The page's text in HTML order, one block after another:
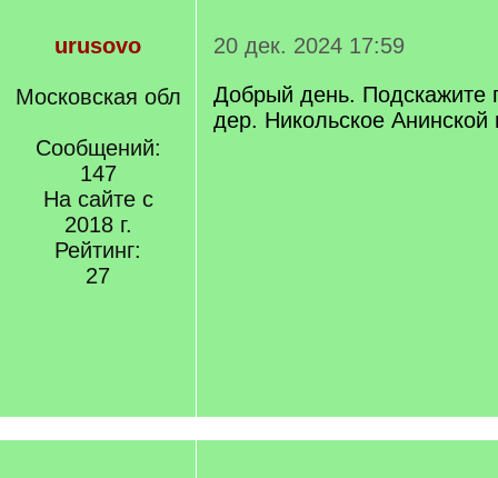
urusovo
Московская обл
Сообщений:
147
На сайте с
2018 г.
Рейтинг:
27
20 дек. 2024 17:59
Добрый день. Подскажите
дер. Никольское Анинской